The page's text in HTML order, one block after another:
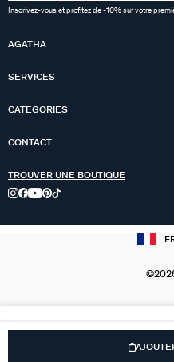
Inscrivez-vous et profitez de -10% sur votre
AGATHA
SERVICES
CATEGORIES
CONTACT
TROUVER UNE BOUTIQUE